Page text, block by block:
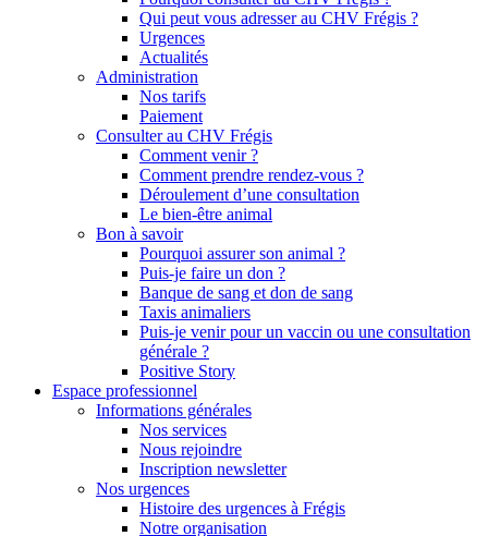
Qui peut vous adresser au CHV Frégis ?
Urgences
Actualités
Administration
Nos tarifs
Paiement
Consulter au CHV Frégis
Comment venir ?
Comment prendre rendez-vous ?
Déroulement d’une consultation
Le bien-être animal
Bon à savoir
Pourquoi assurer son animal ?
Puis-je faire un don ?
Banque de sang et don de sang
Taxis animaliers
Puis-je venir pour un vaccin ou une consultation
générale ?
Positive Story
Espace professionnel
Informations générales
Nos services
Nous rejoindre
Inscription newsletter
Nos urgences
Histoire des urgences à Frégis
Notre organisation